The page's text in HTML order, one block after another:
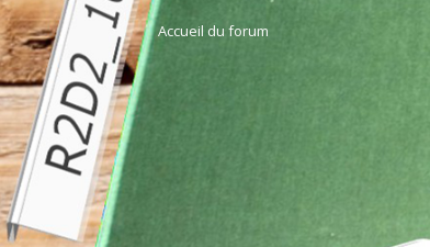
Accueil du forum